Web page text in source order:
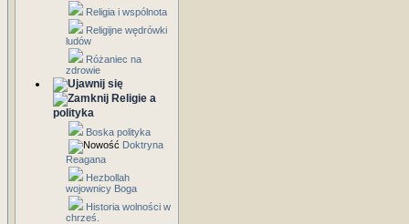
Religia i wspólnota
Religijne wędrówki
ludów
Różaniec na
zdrowie
Religie a
polityka
Boska polityka
Doktryna
Reagana
Hezbollah
wojownicy Boga
Historia wolności w
chrześ.